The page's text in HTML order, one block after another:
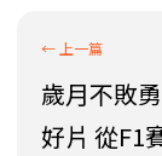
歲月不敗
好片 從F1